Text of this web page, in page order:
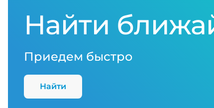
Найти
Приедем быстро
Найти